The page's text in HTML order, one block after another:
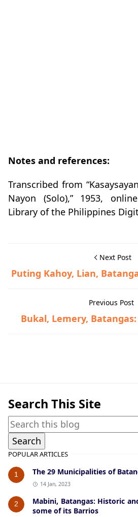
Notes and references:
Transcribed from
Nayon (Solo),” 1953,
Library of the Philippines
Next Post
Puting Kahoy, Lian,
Previous Post
Bukal, Lemery,
Search This Site
POPULAR ARTICLES
1 The 29 Municipalities of
14 Jan, 2023
2
Mabini, Batangas: Historic
some of its Barrios